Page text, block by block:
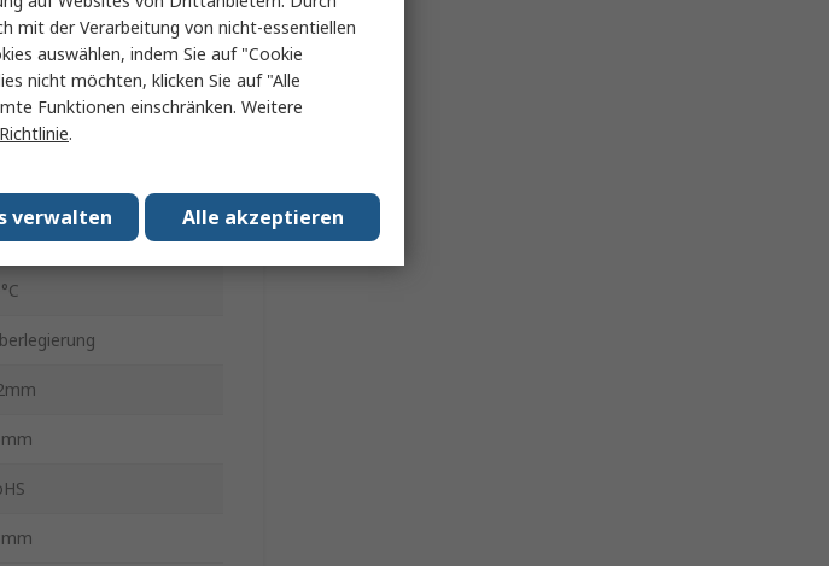
ac
dc
mit der Verarbeitung von nicht-essentiellen
auswählen, indem Sie auf "Cookie
nicht möchten, klicken Sie auf "Alle
Funktionen einschränken. Weitere
.
Alle akzeptieren
verwalten